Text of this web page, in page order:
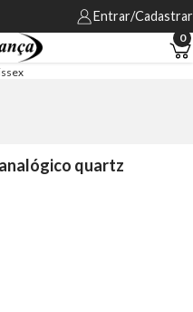
Entrar/Cadastrar
0
quartz